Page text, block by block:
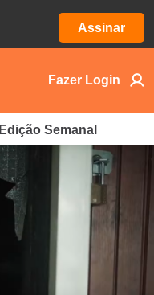
Assinar
Fazer Login
Edição Semanal